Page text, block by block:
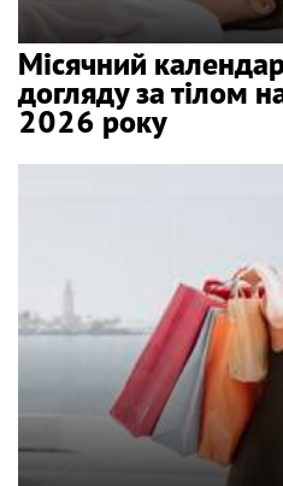
Місячний
догляду за тілом
2026 року